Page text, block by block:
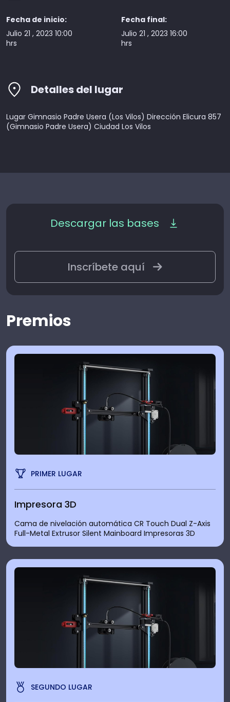
Fecha de inicio:
Julio 21 , 2023 10:00
hrs
Fecha final:
Julio 21 , 2023 16:00
hrs
Detalles del lugar
Lugar Gimnasio Padre Usera (Los Vilos) Dirección Elicura 857
(Gimnasio Padre Usera) Ciudad Los Vilos
Descargar las bases
Inscríbete aquí
Premios
PRIMER LUGAR
Impresora 3D
Cama de nivelación automática CR Touch Dual Z-Axis
Full-Metal Extrusor Silent Mainboard Impresoras 3D
SEGUNDO LUGAR